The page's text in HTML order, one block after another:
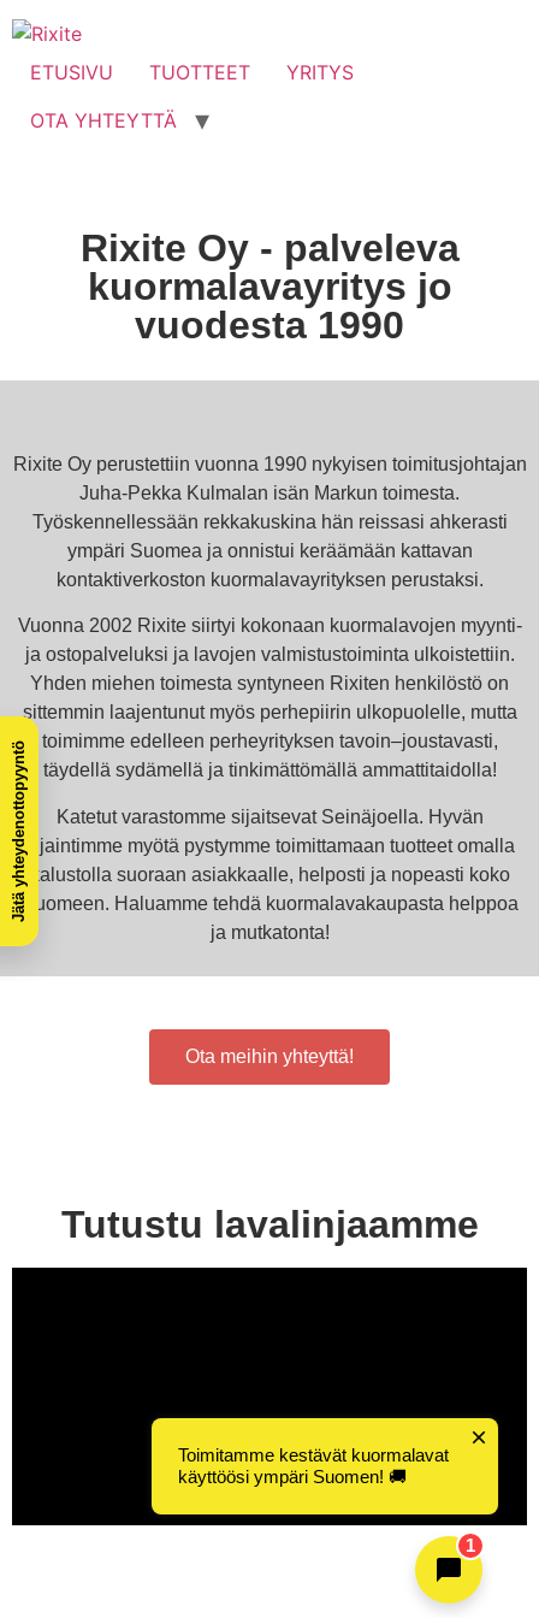
ETUSIVU TUOTTEET
YRITYS
OTA YHTEYTTÄ
Rixite Oy - palveleva
kuormalavayritys jo
vuodesta 1990
Rixite Oy perustettiin vuonna 1990 nykyisen toimitusjohtajan
Juha-Pekka Kulmalan isän Markun toimesta.
Työskennellessään rekkakuskina hän reissasi ahkerasti
ympäri Suomea ja onnistui keräämään kattavan
kontaktiverkoston kuormalavayrityksen perustaksi.
Vuonna 2002 Rixite siirtyi kokonaan kuormalavojen myynti-
ja ostopalveluksi ja lavojen valmistustoiminta ulkoistettiin.
Yhden miehen toimesta syntyneen Rixiten henkilöstö on
sittemmin laajentunut myös perhepiirin ulkopuolelle, mutta
toimimme edelleen perheyrityksen tavoin–joustavasti,
täydellä sydämellä ja tinkimättömällä ammattitaidolla!
Katetut varastomme sijaitsevat Seinäjoella. Hyvän
sijaintimme myötä pystymme toimittamaan tuotteet omalla
kalustolla suoraan asiakkaalle, helposti ja nopeasti koko
Suomeen. Haluamme tehdä kuormalavakaupasta helppoa
ja mutkatonta!
Ota meihin yhteyttä!
Tutustu lavalinjaamme